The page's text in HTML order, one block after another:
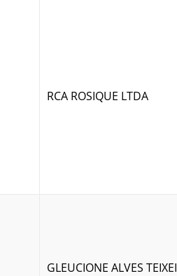
RCA ROSIQUE LTDA
GLEUCIONE ALVES